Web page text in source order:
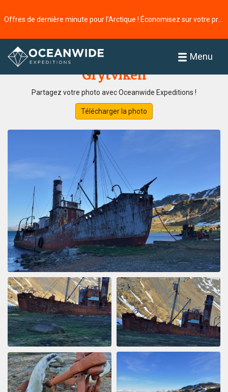
Menu
Accueil
Grytviken
Partagez votre photo avec Oceanwide Expeditions !
Télécharger la photo